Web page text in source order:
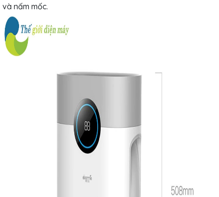
và nấm mốc.